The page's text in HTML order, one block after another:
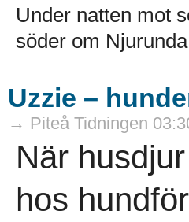
Under natten mot
söder om
Uzzie –
→ Piteå Tidningen
När
hos